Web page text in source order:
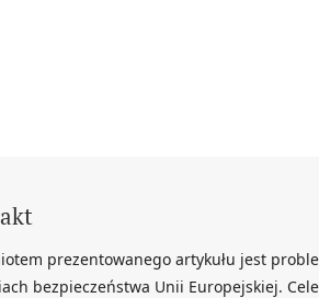
prezentowanego artykułu jest
bezpieczeństwa Unii Europejskiej.